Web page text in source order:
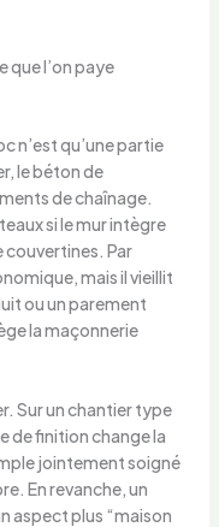
que l’on paye
n’est qu’une partie
le béton de
de chaînage.
si le mur intègre
couvertines. Par
mais il vieillit
ou un parement
la maçonnerie
Sur un chantier type
de finition change la
jointement soigné
En revanche, un
aspect plus “maison